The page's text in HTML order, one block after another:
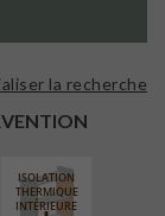
la recherche
ISOLATION
THERMIQUE
INTÉRIEURE